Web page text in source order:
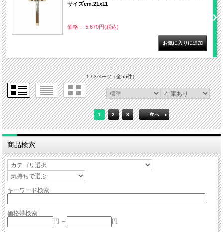
サイズcm.21x11
価格： 5,670円(税込)
1 / 3ページ（全55件）
1 2 3 次へ
商品検索
キーワード検索
価格帯検索
円 ～
円